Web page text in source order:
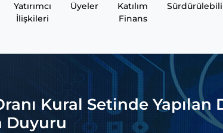
Yatırımcı
İlişkileri
Üyeler
Katılım
Finans
Kural Setinde
Duyuru